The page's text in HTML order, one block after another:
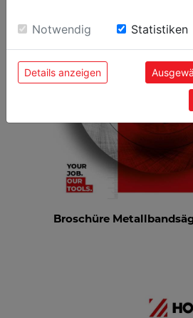
Broschüre
Einwilligung zu unseren Cookies.
Notwendig Statistiken
Details anzeigen